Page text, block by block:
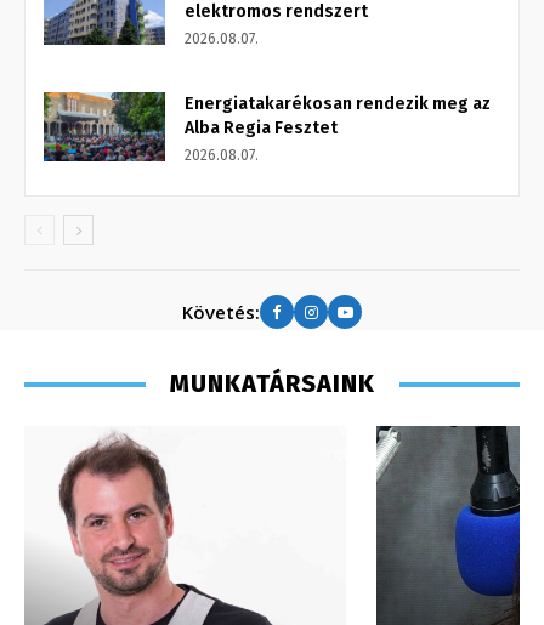
elektromos rendszert
2026.08.07.
Energiatakarékosan rendezik meg az
Alba Regia Fesztet
2026.08.07.
Követés:
MUNKATÁRSAINK